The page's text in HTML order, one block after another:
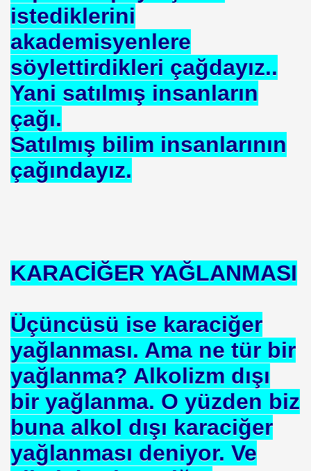
istediklerini
akademisyenlere
söylettirdikleri çağdayız..
Yani satılmış insanların
çağı.
Satılmış bilim insanlarının
çağındayız.
KARACİĞER YAĞLANMASI
Üçüncüsü ise karaciğer
yağlanması. Ama ne tür bir
yağlanma? Alkolizm dışı
bir yağlanma. O yüzden biz
buna alkol dışı karaciğer
yağlanması deniyor. Ve
YAPABILIR
ÖNLENEMEZ
ABDURRAHIM BARINA "sÖZÜ"
ORUCU NEDIR
BIRINCISI SEÇTI
KRITERLERIMI KOPENHAĞ
EMRINDE. PROF KENAN DEMIRKOL
MERKEZI AÇILDI
MEHMET